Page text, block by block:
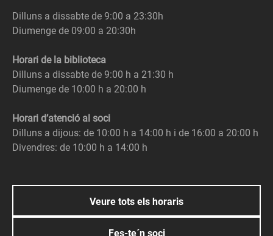
Dilluns a dissabte de 9:00 a 23:30h
Diumenge de 09:00 a 20:30h
Horari de la biblioteca
Dilluns a dissabte de 9:00 h a 21:30 h
Diumenge de 10:00 h a 20:00 h
Horari d’atenció al soci
Dilluns a dijous: de 10:00 h a 14:00 h i de 16:00 a 20:00 h
Divendres: de 10:00 h a 14:00 h
Veure tots els horaris
Fes-te´n soci